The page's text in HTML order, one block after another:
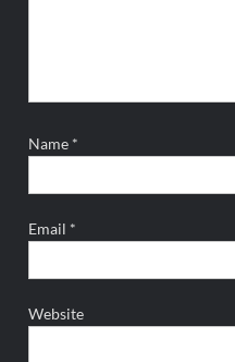
Name *
Email *
Website